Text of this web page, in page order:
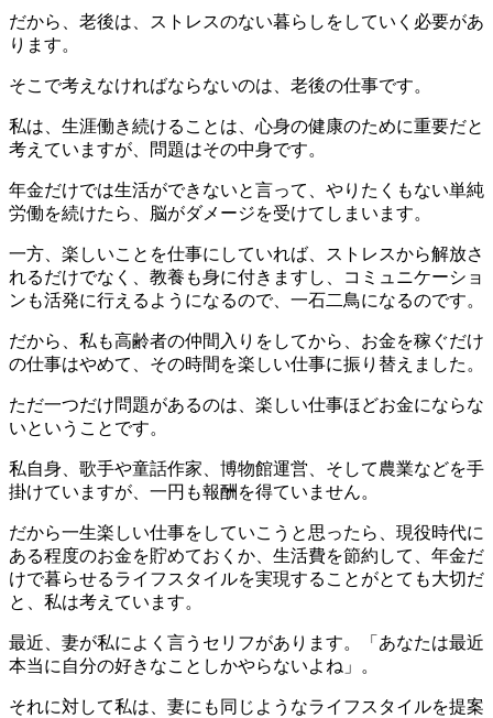
だから、老後は、ストレスのない暮らしをしていく必要があ
ります。
そこで考えなければならないのは、老後の仕事です。
私は、生涯働き続けることは、心身の健康のために重要だと
考えていますが、問題はその中身です。
年金だけでは生活ができないと言って、やりたくもない単純
労働を続けたら、脳がダメージを受けてしまいます。
一方、楽しいことを仕事にしていれば、ストレスから解放さ
れるだけでなく、教養も身に付きますし、コミュニケーショ
ンも活発に行えるようになるので、一石二鳥になるのです。
だから、私も高齢者の仲間入りをしてから、お金を稼ぐだけ
の仕事はやめて、その時間を楽しい仕事に振り替えました。
ただ一つだけ問題があるのは、楽しい仕事ほどお金にならな
いということです。
私自身、歌手や童話作家、博物館運営、そして農業などを手
掛けていますが、一円も報酬を得ていません。
だから一生楽しい仕事をしていこうと思ったら、現役時代に
ある程度のお金を貯めておくか、生活費を節約して、年金だ
けで暮らせるライフスタイルを実現することがとても大切だ
と、私は考えています。
最近、妻が私によく言うセリフがあります。「あなたは最近
本当に自分の好きなことしかやらないよね」。
それに対して私は、妻にも同じようなライフスタイルを提案